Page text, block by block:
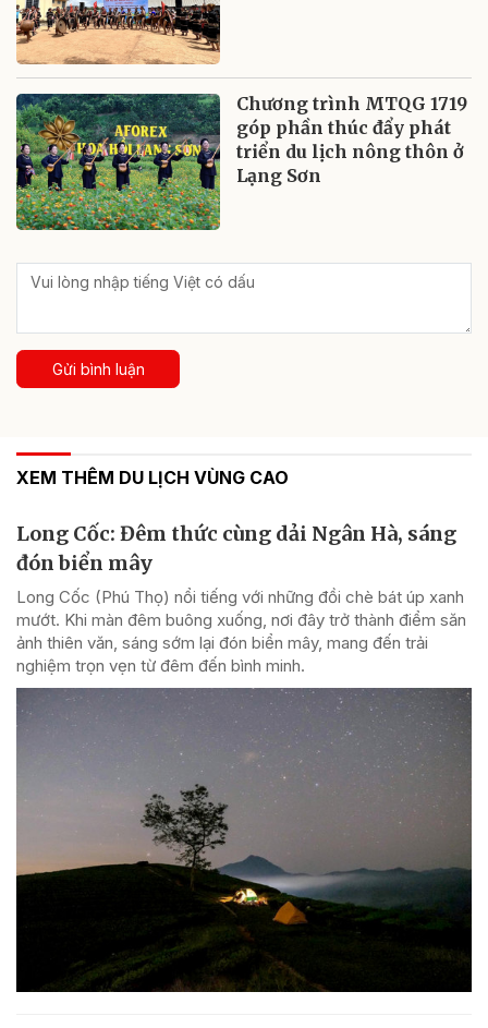
Chương trình MTQG 1719
góp phần thúc đẩy phát
triển du lịch nông thôn ở
Lạng Sơn
Gửi bình luận
XEM THÊM DU LỊCH VÙNG CAO
Long Cốc: Đêm thức cùng dải Ngân Hà, sáng
đón biển mây
Long Cốc (Phú Thọ) nổi tiếng với những đồi chè bát úp xanh
mướt. Khi màn đêm buông xuống, nơi đây trở thành điểm săn
ảnh thiên văn, sáng sớm lại đón biển mây, mang đến trải
nghiệm trọn vẹn từ đêm đến bình minh.